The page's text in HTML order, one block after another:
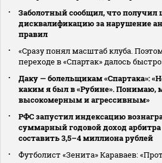
Заболотный сообщил, что
дисквалификацию за нарушение
правил
«Сразу понял масштаб клуба.
переходе в «Спартак» далось
Даку — болельщикам «Спартака»:
каким я был в «Рубине». Понимаю,
высокомерным и агрессивным»
РФС запустил индексацию
суммарный годовой доход
составить 3,5–4 миллиона рублей
Футболист «Зенита» Караваев: